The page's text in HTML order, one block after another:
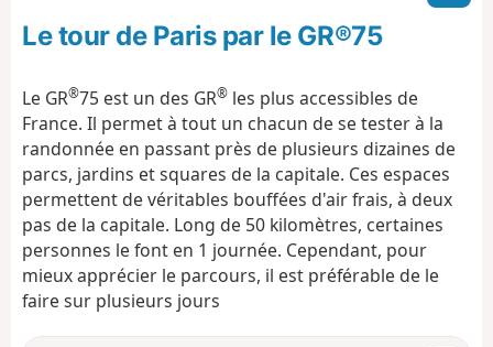
o
n
t
o
Le tour de Paris par le GR®75
Le GR®75 est un des GR® les plus accessibles de
France. Il permet à tout un chacun de se tester à la
randonnée en passant près de plusieurs dizaines de
parcs, jardins et squares de la capitale. Ces espaces
permettent de véritables bouffées d'air frais, à deux
pas de la capitale. Long de 50 kilomètres, certaines
personnes le font en 1 journée. Cependant, pour
mieux apprécier le parcours, il est préférable de le
faire sur plusieurs jours